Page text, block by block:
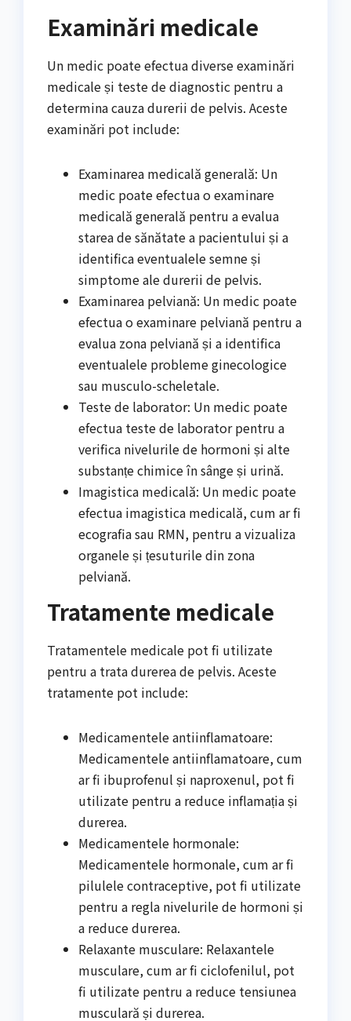
Examinări medicale
Un medic poate efectua diverse examinări
medicale și teste de diagnostic pentru a
determina cauza durerii de pelvis. Aceste
examinări pot include:
Examinarea medicală generală: Un
medic poate efectua o examinare
medicală generală pentru a evalua
starea de sănătate a pacientului și a
identifica eventualele semne și
simptome ale durerii de pelvis.
Examinarea pelviană: Un medic poate
efectua o examinare pelviană pentru a
evalua zona pelviană și a identifica
eventualele probleme ginecologice
sau musculo-scheletale.
Teste de laborator: Un medic poate
efectua teste de laborator pentru a
verifica nivelurile de hormoni și alte
substanțe chimice în sânge și urină.
Imagistica medicală: Un medic poate
efectua imagistica medicală, cum ar fi
ecografia sau RMN, pentru a vizualiza
organele și țesuturile din zona
pelviană.
Tratamente medicale
Tratamentele medicale pot fi utilizate
pentru a trata durerea de pelvis. Aceste
tratamente pot include:
Medicamentele antiinflamatoare:
Medicamentele antiinflamatoare, cum
ar fi ibuprofenul și naproxenul, pot fi
utilizate pentru a reduce inflamația și
durerea.
Medicamentele hormonale:
Medicamentele hormonale, cum ar fi
pilulele contraceptive, pot fi utilizate
pentru a regla nivelurile de hormoni și
a reduce durerea.
Relaxante musculare: Relaxantele
musculare, cum ar fi ciclofenilul, pot
fi utilizate pentru a reduce tensiunea
musculară și durerea.